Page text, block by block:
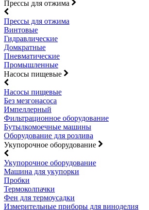
Прессы для отжима
Прессы для отжима
Винтовые
Гидравлические
Домкратные
Пневматические
Промышленные
Насосы пищевые
Насосы пищевые
Без мезгонасоса
Импеллерный
Фильтрационное оборудование
Бутылкомоечные машины
Оборудование для розлива
Укупорочное оборудование
Укупорочное оборудование
Машина для укупорки
Пробки
Термоколпачки
Фен для термоусадки
Измерительные приборы для виноделия